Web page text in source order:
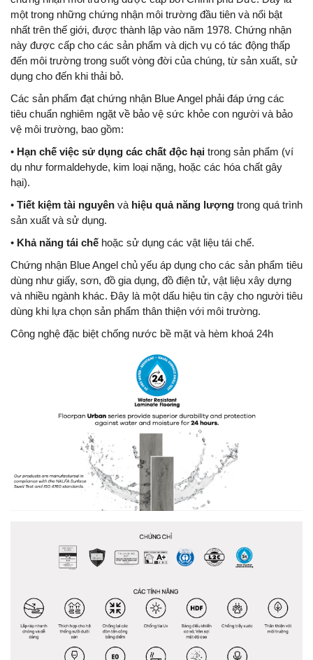
một trong những chứng nhận môi trường đầu tiên và nổi bật
nhất trên thế giới, được thành lập vào năm 1978. Chứng nhận
này được cấp cho các sản phẩm và dịch vụ có tác động thấp
đến môi trường trong suốt vòng đời của chúng, từ sản xuất, sử
dụng cho đến khi thải bỏ.
Các sản phẩm đạt chứng nhận Blue Angel phải đáp ứng các
tiêu chuẩn nghiêm ngặt về bảo vệ sức khỏe con người và bảo
vệ môi trường, bao gồm:
• Hạn chế việc sử dụng các chất độc hại trong sản phẩm (ví
dụ như formaldehyde, kim loại nặng, hoặc các hóa chất gây
hại).
• Tiết kiệm tài nguyên và hiệu quả năng lượng trong quá trình
sản xuất và sử dụng.
• Khả năng tái chế hoặc sử dụng các vật liệu tái chế.
Chứng nhận Blue Angel chủ yếu áp dụng cho các sản phẩm tiêu
dùng như giấy, sơn, đồ gia dụng, đồ điện tử, vật liệu xây dựng
và nhiều ngành khác. Đây là một dấu hiệu tin cậy cho người tiêu
dùng khi lựa chọn sản phẩm thân thiện với môi trường.
Công nghệ đặc biệt chống nước bề mặt và hèm khoá 24h